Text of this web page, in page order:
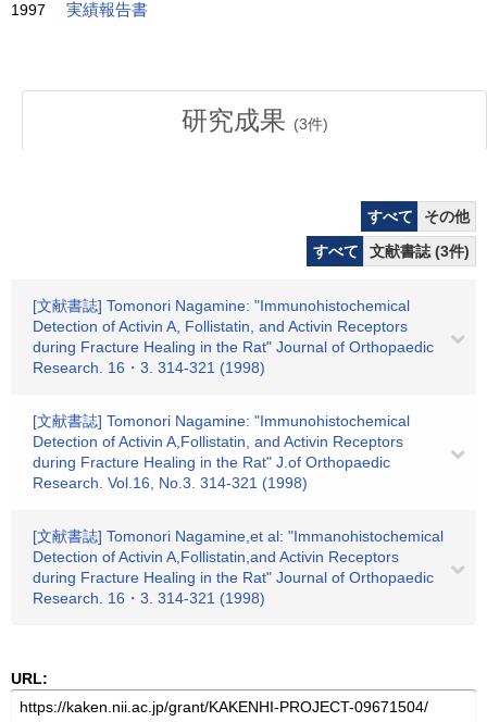
1997 実績報告書
研究成果 (3件)
すべて
その他
すべて
文献書誌 (3件)
[文献書誌] Tomonori Nagamine: "Immunohistochemical
Detection of Activin A, Follistatin, and Activin Receptors
during Fracture Healing in the Rat" Journal of Orthopaedic
Research. 16・3. 314-321 (1998)
[文献書誌] Tomonori Nagamine: "Immunohistochemical
Detection of Activin A,Follistatin, and Activin Receptors
during Fracture Healing in the Rat" J.of Orthopaedic
Research. Vol.16, No.3. 314-321 (1998)
[文献書誌] Tomonori Nagamine,et al: "Immanohistochemical
Detection of Activin A,Follistatin,and Activin Receptors
during Fracture Healing in the Rat" Journal of Orthopaedic
Research. 16・3. 314-321 (1998)
URL: